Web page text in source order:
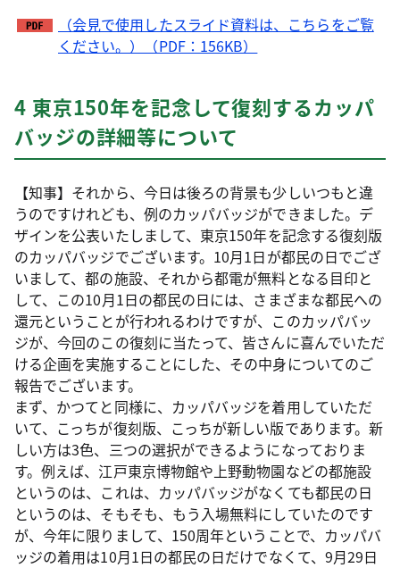
（会見で使用したスライド資料は、こちらをご覧
ください。）（PDF：156KB）
4 東京150年を記念して復刻するカッパ
バッジの詳細等について
【知事】それから、今日は後ろの背景も少しいつもと違
うのですけれども、例のカッパバッジができました。デ
ザインを公表いたしまして、東京150年を記念する復刻版
のカッパバッジでございます。10月1日が都民の日でござ
いまして、都の施設、それから都電が無料となる目印と
して、この10月1日の都民の日には、さまざまな都民への
還元ということが行われるわけですが、このカッパバッ
ジが、今回のこの復刻に当たって、皆さんに喜んでいただ
ける企画を実施することにした、その中身についてのご
報告でございます。
まず、かつてと同様に、カッパバッジを着用していただ
いて、こっちが復刻版、こっちが新しい版であります。新
しい方は3色、三つの選択ができるようになっておりま
す。例えば、江戸東京博物館や上野動物園などの都施設
というのは、これは、カッパバッジがなくても都民の日
というのは、そもそも、もう入場無料にしていたのです
が、今年に限りまして、150周年ということで、カッパバ
ッジの着用は10月1日の都民の日だけでなくて、9月29日